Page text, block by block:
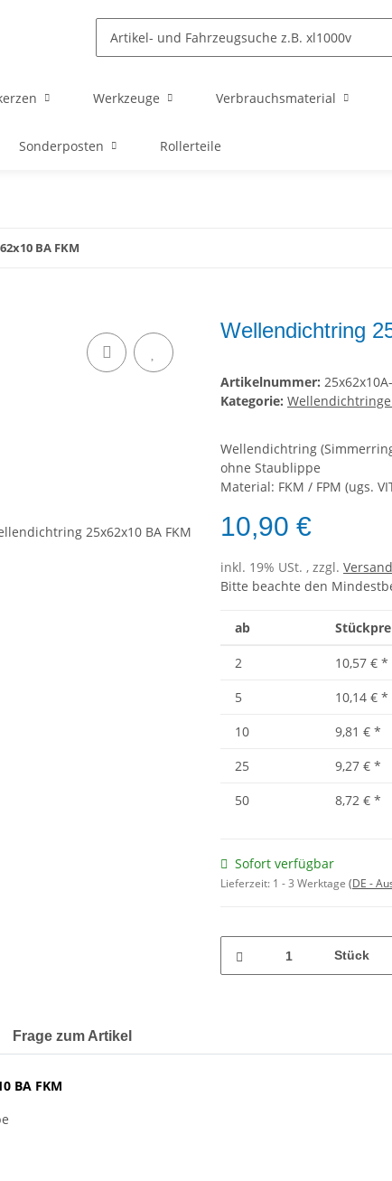
Werkzeuge Verbrauchsmaterial
Sonderposten Rollerteile
BA FKM
Wellendichtring
Artikelnummer:
Kategorie:
Wellendichtring
ohne Staublippe
Material: FKM / FPM (ugs.
10,90 €
inkl. 19% USt. , zzgl. Versand
Bitte beachte den
ab
2 10,57 € *
5
10,14 € *
10
9,81 € *
25
9,27 € *
50
8,72 € *
Sofort verfügbar
Lieferzeit: 1 - 3 Werktage (DE -
Stück
Frage zum Artikel
BA FKM